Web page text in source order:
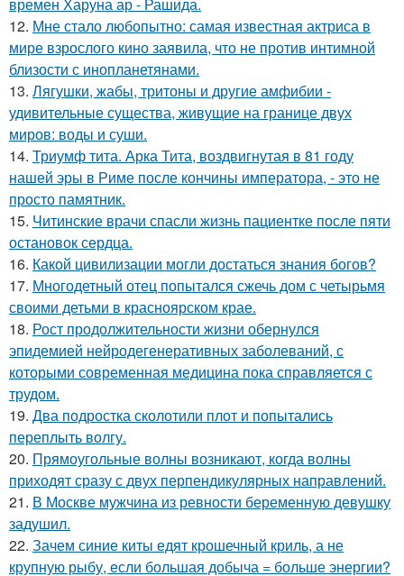
12. Мне стало любопытно: самая известная актриса в
мире взрослого кино заявила, что не против интимной
близости с инопланетянами.
13. Лягушки, жабы, тритоны и другие амфибии -
удивительные существа, живущие на границе двух
миров: воды и суши.
14. Триумф тита. Арка Тита, воздвигнутая в 81 году
нашей эры в Риме после кончины императора, - это не
просто памятник.
15. Читинские врачи спасли жизнь пациентке после пяти
остановок сердца.
16. Какой цивилизации могли достаться знания богов?
17. Многодетный отец попытался сжечь дом с четырьмя
своими детьми в красноярском крае.
18. Рост продолжительности жизни обернулся
эпидемией нейродегенеративных заболеваний, с
которыми современная медицина пока справляется с
трудом.
19. Два подростка сколотили плот и попытались
переплыть волгу.
20. Прямоугольные волны возникают, когда волны
приходят сразу с двух перпендикулярных направлений.
21. В Москве мужчина из ревности беременную девушку
задушил.
22. Зачем синие киты едят крошечный криль, а не
крупную рыбу, если большая добыча = больше энергии?